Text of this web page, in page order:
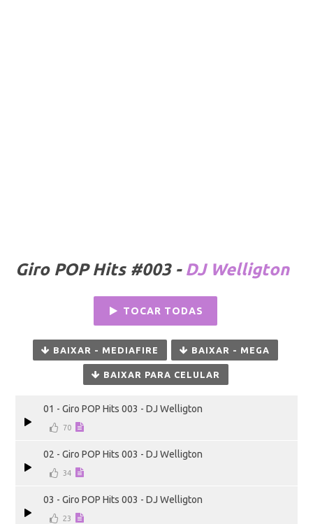
Giro POP Hits #003 - DJ Welligton
TOCAR TODAS
BAIXAR - MEDIAFIRE BAIXAR - MEGA
BAIXAR PARA CELULAR
01 - Giro POP Hits 003 - DJ Welligton
70
02 - Giro POP Hits 003 - DJ Welligton
34
03 - Giro POP Hits 003 - DJ Welligton
23